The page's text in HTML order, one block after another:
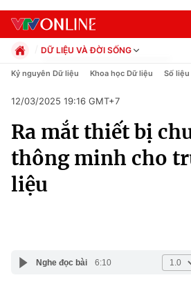
Chuyên mục
Chính trị
Xã hội
Y tế
DỮ LIỆU VÀ ĐỜI SỐNG
Chính trị
Pháp luật
Kinh tế
Thể thao
Truyền hình
Kỷ nguyên Dữ liệu Khoa học Dữ liệu Số
12/03/2025 19:16 GMT+7
Ra mắt thiết bị
thông minh cho
liệu
Nghe đọc bài 6:10